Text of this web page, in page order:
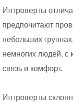
Интроверты
предпочитают
небольших
немногих людей, с
связь и комфорт.
Интроверты